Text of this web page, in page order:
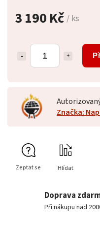
3 190 Kč/ ks
Značka:
Zeptat se Hlídat
Doprava
Při nákupu nad